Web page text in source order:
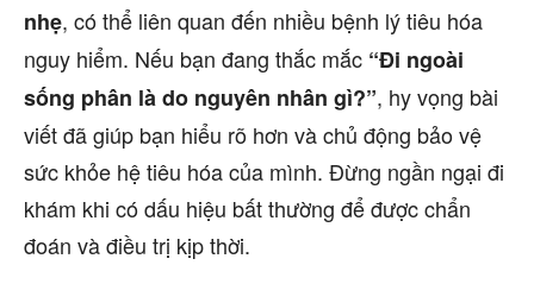
nhẹ, có thể liên quan đến nhiều bệnh lý tiêu hóa
nguy hiểm. Nếu bạn đang thắc mắc “Đi ngoài
sống phân là do nguyên nhân gì?”, hy vọng bài
viết đã giúp bạn hiểu rõ hơn và chủ động bảo vệ
sức khỏe hệ tiêu hóa của mình. Đừng ngần ngại đi
khám khi có dấu hiệu bất thường để được chẩn
đoán và điều trị kịp thời.